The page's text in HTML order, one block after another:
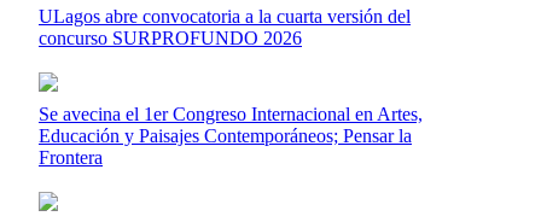
ULagos abre convocatoria a la cuarta versión del
concurso SURPROFUNDO 2026
Se avecina el 1er Congreso Internacional en Artes,
Educación y Paisajes Contemporáneos; Pensar la
Frontera